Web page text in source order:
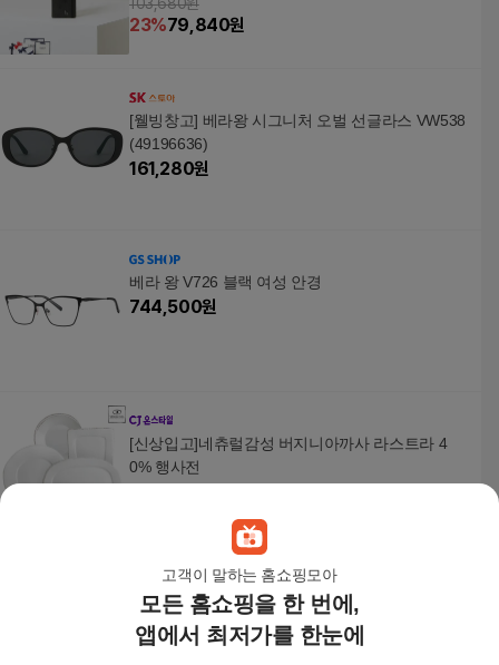
고객이 말하는 홈쇼핑모아
모든 홈쇼핑을 한 번에,
앱에서 최저가를 한눈에
23%79,840원
[웰빙창고] 베라왕 시그니처 오벌 선글라스 VW538
(49196636)
161,280원
베라 왕 V726 블랙 여성 안경
744,500원
[신상입고]네츄럴감성 버지니아까사 라스트라 4
0% 행사전
베라 왕 바슈티 거북이 여성용 안경
905,900 원